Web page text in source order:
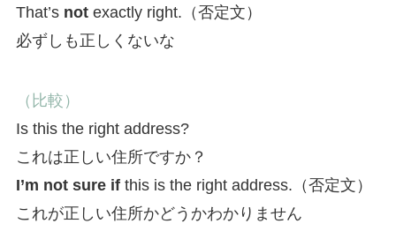
That’s notexactly right.（否定文）
必ずしも正しくないな
（比較）
Is this the right address?
これは正しい住所ですか？
I’m not sure ifthis is the right address.（否定文）
これが正しい住所かどうかわかりません